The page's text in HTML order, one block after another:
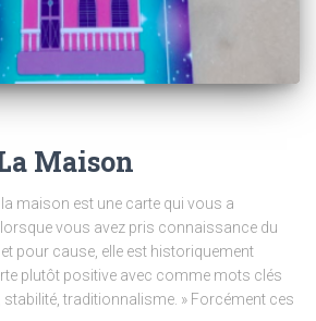
Maison
maison est une carte qui vous a
vous avez pris connaissance du
et pour cause, elle est historiquement
plutôt positive avec comme mots clés
stabilité, traditionnalisme. » Forcément ces